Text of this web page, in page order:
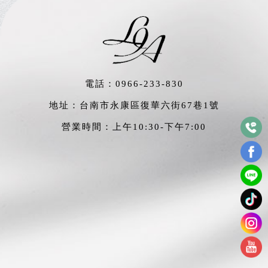
電話： 0966-233-830
地址：台南市永康區復華六街67巷1號
營業時間：上午10:30-下午7:00